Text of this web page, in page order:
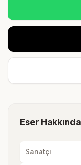
Eser Hakkında
Sanatçı